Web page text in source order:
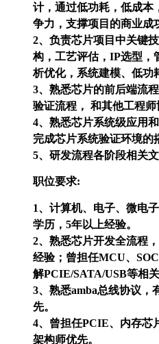
计，通过低功耗，低成本
争力，支撑项目的商业成
2、负责芯片项目中关键
构，工艺评估，IP选型，
析优化，系统建模、低功
3、熟悉芯片的前后端流
验证流程， 和其他工程师
4、熟悉芯片系统级应用
完成芯片系统验证环境的
5、研发流程各阶段相关文
职位要求:
1、计算机、电子、微电
学历，5年以上经验。
2、熟悉芯片开发全流程
经验；曾担任MCU、
解PCIE/SATA/USB等相
3、熟悉amba总线协议，
先。
4、曾担任PCIE、内存芯
架构师优先。